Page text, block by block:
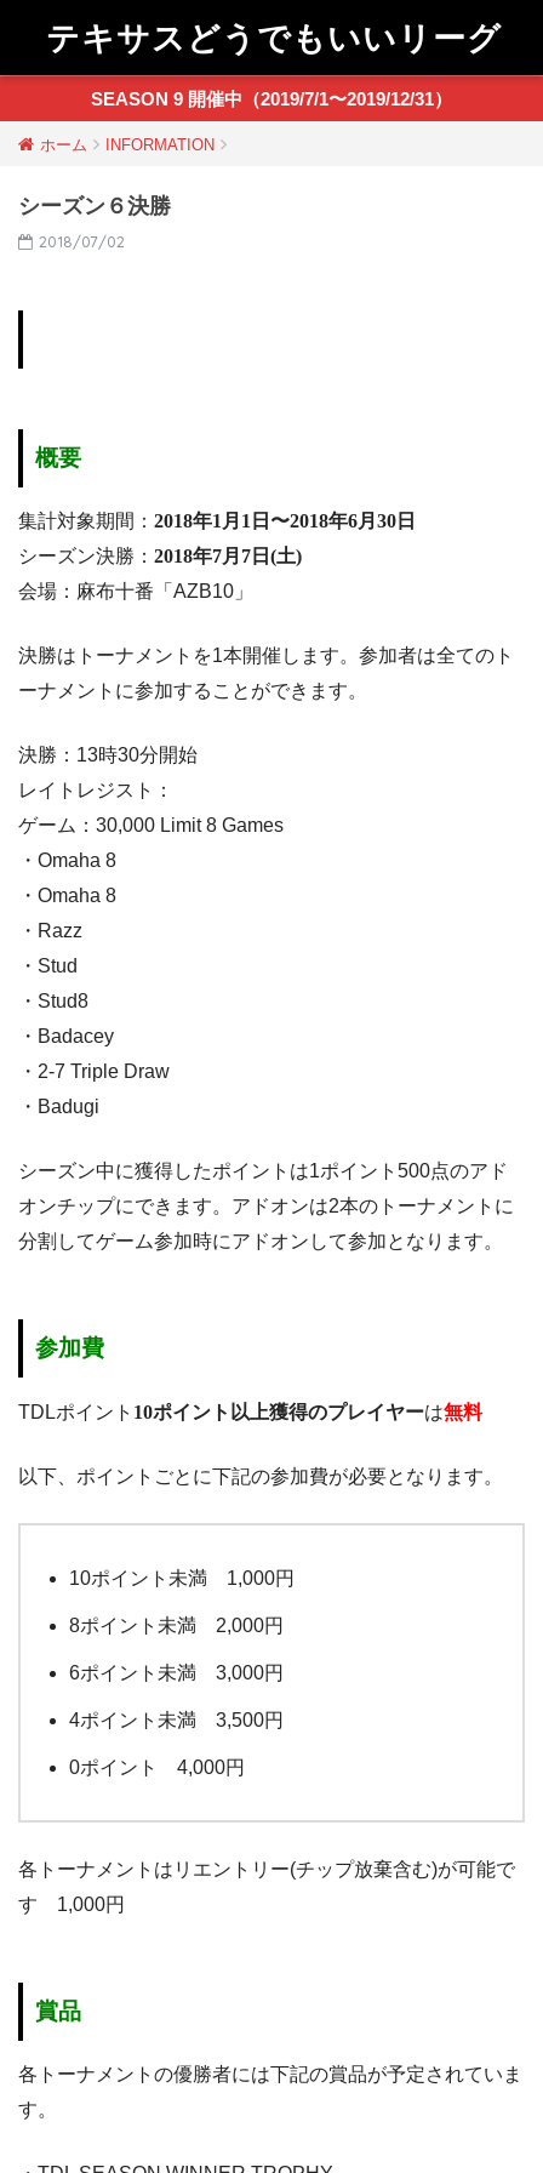
テキサスどうでもいいリーグ
SEASON 9 開催中（2019/7/1〜2019/12/31）
ホーム INFORMATION
シーズン６決勝
2018/07/02
概要
集計対象期間： 2018年1月1日〜2018年6月30日
シーズン決勝： 2018年7月7日(土)
会場：麻布十番「AZB10」
決勝はトーナメントを1本開催します。参加者は全てのト
ーナメントに参加することができます。
決勝：13時30分開始
レイトレジスト：
ゲーム：30,000 Limit 8 Games
・Omaha 8
・Omaha 8
・Razz
・Stud
・Stud8
・Badacey
・2-7 Triple Draw
・Badugi
シーズン中に獲得したポイントは1ポイント500点のアド
オンチップにできます。アドオンは2本のトーナメントに
分割してゲーム参加時にアドオンして参加となります。
参加費
TDLポイント 10ポイント以上獲得のプレイヤーは無料
以下、ポイントごとに下記の参加費が必要となります。
10ポイント未満 1,000円
8ポイント未満 2,000円
6ポイント未満 3,000円
4ポイント未満 3,500円
0ポイント 4,000円
各トーナメントはリエントリー(チップ放棄含む)が可能で
す 1,000円
賞品
各トーナメントの優勝者には下記の賞品が予定されていま
す。